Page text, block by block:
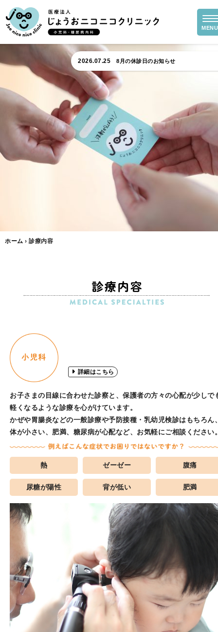
2026.05.16 5月18日の診療より予約システムが変わ
2026.07.25 8月の休診日のお知らせ
2026.05.16 5月18日の診療より予約システムが変わ
2026.07.30
ホーム › 診療内容
詳細はこちら
お子さまの目線に合わせた診察と、保護者の方々の心配が少しで
軽くなるような診療を心がけています。
かぜや胃腸炎などの一般診療や予防接種・乳幼児検診はもちろん
体が小さい、肥満、糖尿病が心配など、お気軽にご相談ください
熱 ゼーゼー 腹痛
尿糖が陽性 背が低い 肥満